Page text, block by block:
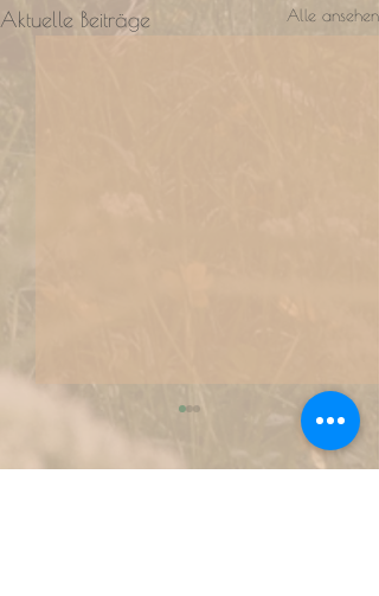
Aktuelle Beiträge Alle ansehen